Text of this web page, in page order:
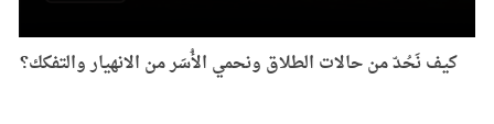
كيف نَحُدّ من حالات الطلاق ونحمي الأُسَر من الانهيار والتفكك؟